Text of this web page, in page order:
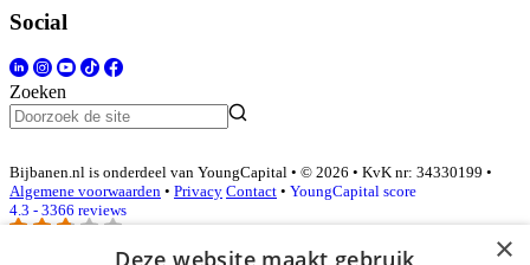
Social
Zoeken
Bijbanen.nl is onderdeel van YoungCapital • © 2026 • KvK nr: 34330199 •
Algemene voorwaarden • Privacy Contact • YoungCapital score
4.3 - 3366 reviews
×
Deze website maakt gebruik